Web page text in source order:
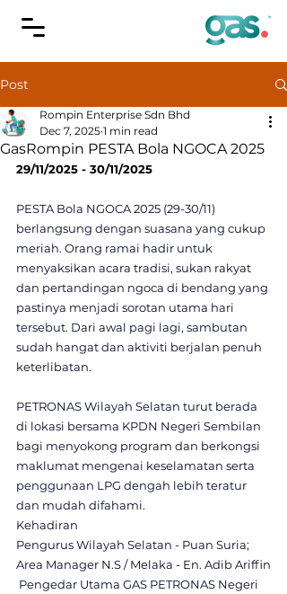
Post
GasRompin PESTA Bola NGOCA 2025
Rompin Enterprise Sdn Bhd
Dec 7, 2025 1 min read
29/11/2025 - 30/11/2025
PESTA Bola NGOCA 2025 (29-30/11)
berlangsung dengan suasana yang cukup
meriah. Orang ramai hadir untuk
menyaksikan acara tradisi, sukan rakyat
dan pertandingan ngoca di bendang yang
pastinya menjadi sorotan utama hari
tersebut. Dari awal pagi lagi, sambutan
sudah hangat dan aktiviti berjalan penuh
keterlibatan.
PETRONAS Wilayah Selatan turut berada
di lokasi bersama KPDN Negeri Sembilan
bagi menyokong program dan berkongsi
maklumat mengenai keselamatan serta
penggunaan LPG dengah lebih teratur
dan mudah difahami.
Kehadiran
Pengurus Wilayah Selatan - Puan Suria;
Area Manager N.S / Melaka - En. Adib Ariffin
Pengedar Utama GAS PETRONAS Negeri